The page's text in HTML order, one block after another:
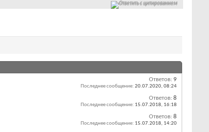
Ответить с цитированием
Ответов: 9
Последнее сообщение: 20.07.2020, 08:24
Ответов: 8
Последнее сообщение: 15.07.2018, 16:18
Ответов: 8
Последнее сообщение: 15.07.2018, 14:20